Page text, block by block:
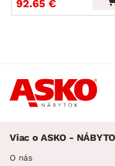
92.65 €
Viac o ASKO -
O nás